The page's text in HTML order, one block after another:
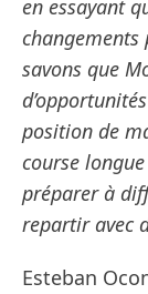
en essayant
savons que
position de
course
préparer à
repartir avec
Esteban